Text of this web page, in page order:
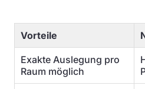
Vorteile
Exakte Auslegung pro
Raum möglich